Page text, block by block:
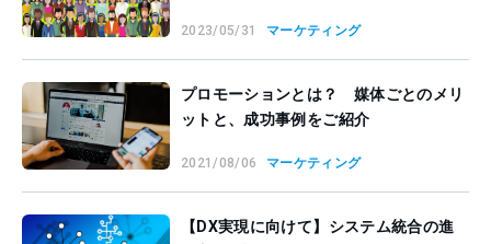
2023/05/31 マーケティング
プロモーションとは？ 媒体ごとのメリ
ットと、成功事例をご紹介
2021/08/06 マーケティング
【DX実現に向けて】システム統合の進